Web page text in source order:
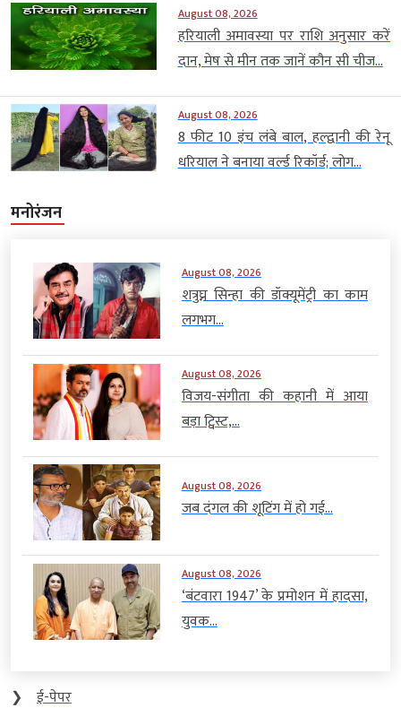
August 08, 2026
हरियाली अमावस्या पर राशि अनुसार करें
दान, मेष से मीन तक जानें कौन सी चीज...
August 08, 2026
8 फीट 10 इंच लंबे बाल, हल्द्वानी की रेनू
धरियाल ने बनाया वर्ल्ड रिकॉर्ड; लोग...
मनोरंजन
August 08, 2026
शत्रुघ्न सिन्हा की डॉक्यूमेंट्री का काम
लगभग...
August 08, 2026
विजय-संगीता की कहानी में आया
बड़ा ट्विस्ट,...
August 08, 2026
जब दंगल की शूटिंग में हो गई...
August 08, 2026
‘बंटवारा 1947’ के प्रमोशन में हादसा,
युवक...
❯
ई-पेपर